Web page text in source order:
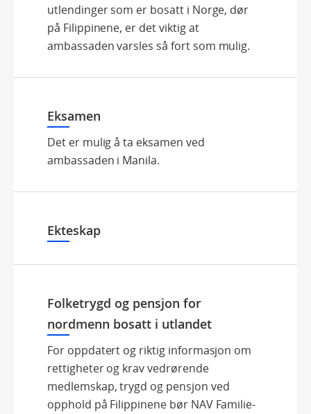
utlendinger som er bosatt i Norge, dør
på Filippinene, er det viktig at
ambassaden varsles så fort som mulig.
Eksamen
Det er mulig å ta eksamen ved
ambassaden i Manila.
Ekteskap
Folketrygd og pensjon for
nordmenn bosatt i utlandet
For oppdatert og riktig informasjon om
rettigheter og krav vedrørende
medlemskap, trygd og pensjon ved
opphold på Filippinene bør NAV Familie-